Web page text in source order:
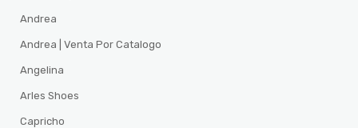
Andrea
Andrea | Venta Por Catalogo
Angelina
Arles Shoes
Capricho